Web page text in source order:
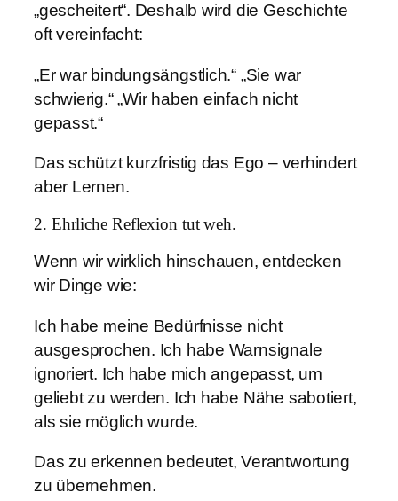
„gescheitert“. Deshalb wird die Geschichte
oft vereinfacht:
„Er war bindungsängstlich.“ „Sie war
schwierig.“ „Wir haben einfach nicht
gepasst.“
Das schützt kurzfristig das Ego – verhindert
aber Lernen.
2. Ehrliche Reflexion tut weh.
Wenn wir wirklich hinschauen, entdecken
wir Dinge wie:
Ich habe meine Bedürfnisse nicht
ausgesprochen. Ich habe Warnsignale
ignoriert. Ich habe mich angepasst, um
geliebt zu werden. Ich habe Nähe sabotiert,
als sie möglich wurde.
Das zu erkennen bedeutet, Verantwortung
zu übernehmen.